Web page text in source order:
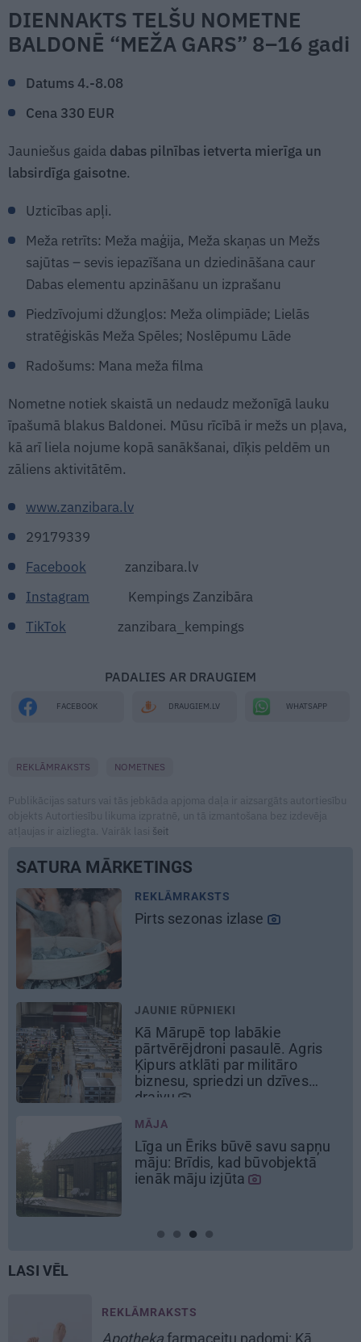
DIENNAKTS TELŠU NOMETNE
BALDONĒ “MEŽA GARS” 8–16 gadi
Datums 4.-8.08
Cena 330 EUR
Jauniešus gaida dabas pilnības ietverta mierīga un
labsirdīga gaisotne.
Uzticības apļi.
Meža retrīts: Meža maģija, Meža skaņas un Mežs
sajūtas – sevis iepazīšana un dziedināšana caur
Dabas elementu apzināšanu un izprašanu
Piedzīvojumi džungļos: Meža olimpiāde; Lielās
stratēģiskās Meža Spēles; Noslēpumu Lāde
Radošums: Mana meža filma
Nometne notiek skaistā un nedaudz mežonīgā lauku
īpašumā blakus Baldonei. Mūsu rīcībā ir mežs un pļava,
kā arī liela nojume kopā sanākšanai, dīķis peldēm un
zāliens aktivitātēm.
www.zanzibara.lv
29179339
Facebook zanzibara.lv
Instagram Kempings Zanzibāra
TikTok zanzibara_kempings
PADALIES AR DRAUGIEM
FACEBOOK DRAUGIEM.LV WHATSAPP
REKLĀMRAKSTS NOMETNES
Publikācijas saturs vai tās jebkāda apjoma daļa ir aizsargāts autortiesību
objekts Autortiesību likuma izpratnē, un tā izmantošana bez izdevēja
atļaujas ir aizliegta. Vairāk lasi šeit
SATURA MĀRKETINGS
REKLĀMRAKSTS
Kāpēc tieši tagad ir labākais
REKLĀMRAKSTS
No kā ir atkarīgas elektroauto
uzlādes izmaksas? Skaidro Viršu
eksperti
LASI VĒL
REKLĀMRAKSTS
Apothekafarmaceitu padomi: Kā